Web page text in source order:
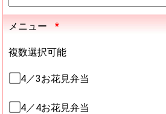
メニュー *
複数選択可能
4／3お花見弁当
4／4お花見弁当